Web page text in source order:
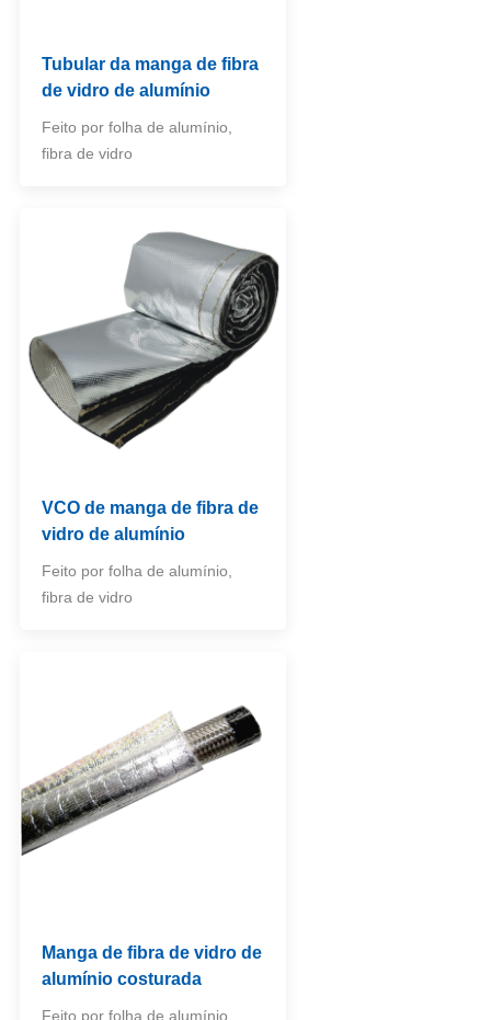
Tubular da manga de fibra
de vidro de alumínio
Feito por folha de alumínio,
fibra de vidro
VCO de manga de fibra de
vidro de alumínio
Feito por folha de alumínio,
fibra de vidro
Manga de fibra de vidro de
alumínio costurada
Feito por folha de alumínio,